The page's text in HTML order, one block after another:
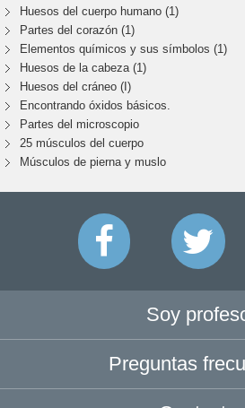
Huesos del cuerpo humano (1)
Partes del corazón (1)
Elementos químicos y sus símbolos (1)
Huesos de la cabeza (1)
Huesos del cráneo (I)
Encontrando óxidos básicos.
Partes del microscopio
25 músculos del cuerpo
Músculos de pierna y muslo
Soy
Preguntas